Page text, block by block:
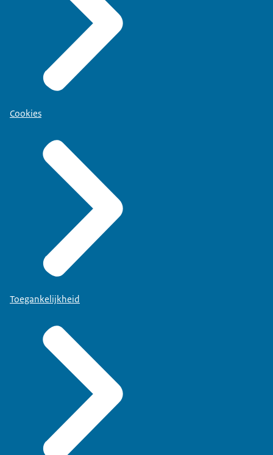
Cookies
Toegankelijkheid